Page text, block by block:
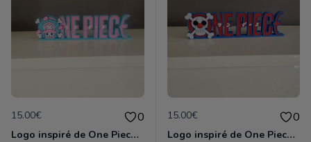
15.00€ 0
Logo inspiré de One Piece Chopper
15.00€ 0
Logo inspiré de One Piece Baggy